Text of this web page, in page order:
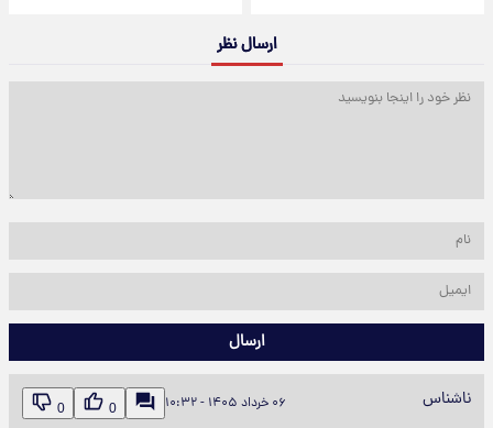
ارسال نظر
ارسال
ناشناس ۰۶ خرداد ۱۴۰۵ - ۱۰:۳۲ 0
0